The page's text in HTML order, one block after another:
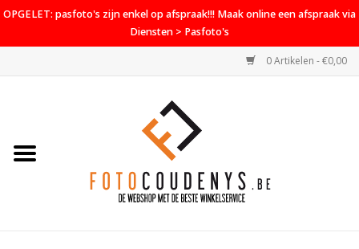
OPGELET: pasfoto's zijn enkel op afspraak!!! Maak online een afspraak via
Diensten > Pasfoto's
0 Artikelen - €0,00
Home